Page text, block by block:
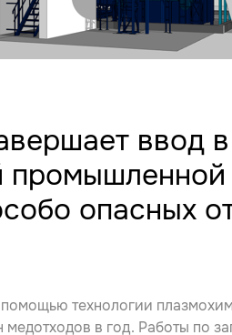
ввод в
промышленной
опасных
технологии
в год. Работы по